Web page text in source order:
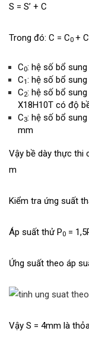
S = S’ + C
Trong đó: C = C0 + C
C0: hệ số bổ
C1: hệ số bổ
C2: hệ số bổ
X18H10T có độ
C3: hệ số bổ
mm
Vậy bề dày thực thi
m
Kiểm tra ứng suất
Áp suất thử P0 =
Ứng suất theo áp
Vậy S = 4mm là